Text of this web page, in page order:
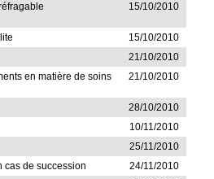
15/10/2010
15/10/2010
21/10/2010
en matière de soins
21/10/2010
28/10/2010
10/11/2010
25/11/2010
cas de succession
24/11/2010